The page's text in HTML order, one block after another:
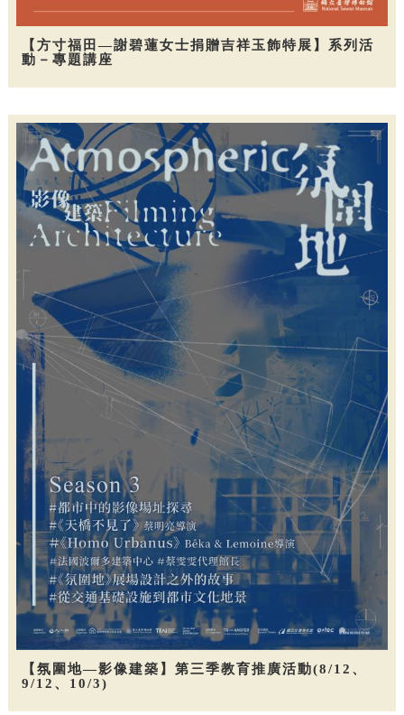
【方寸福田—謝碧蓮女士捐贈吉祥玉飾特展】系列活
動－專題講座
【氛圍地—影像建築】第三季教育推廣活動(8/12、
9/12、10/3)